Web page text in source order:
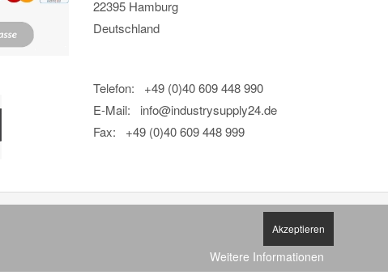
22395 Hamburg
Deutschland
Telefon: +49 (0)40 609 448 990
E-Mail: info@industrysupply24.de
Fax: +49 (0)40 609 448 999
Akzeptieren
Weitere Informationen